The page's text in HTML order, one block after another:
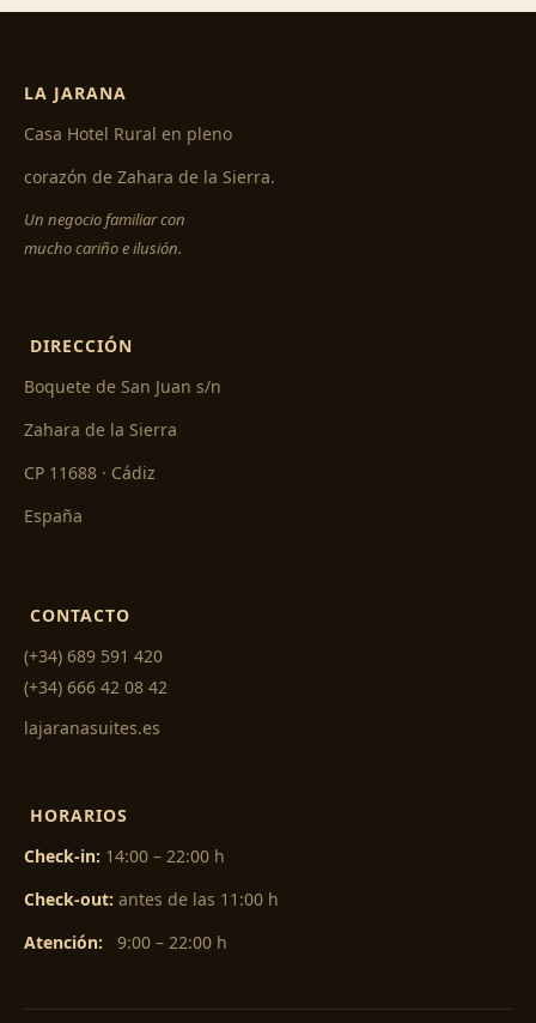
LA JARANA
Casa Hotel Rural en pleno
corazón de Zahara de la Sierra.
Un negocio familiar con
mucho cariño e ilusión.
DIRECCIÓN
Boquete de San Juan s/n
Zahara de la Sierra
CP 11688 · Cádiz
España
CONTACTO
(+34) 689 591 420
(+34) 666 42 08 42
lajaranasuites.es
HORARIOS
Check-in: 14:00 – 22:00 h
Check-out: antes de las 11:00 h
Atención: 9:00 – 22:00 h